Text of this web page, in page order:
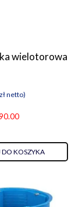
wielotorowa
złnetto)
DO KOSZYKA